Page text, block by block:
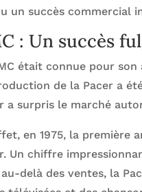
un succès commercial
: Un succès
était connue pour
de la Pacer a
a surpris le marché
en 1975, la première
Un chiffre
au-delà des ventes, la